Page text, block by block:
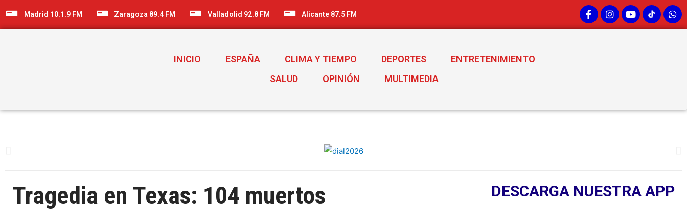
Madrid 10.1.9 FM Zaragoza 89.4 FM Valladolid 92.8 FM Alicante 87.5 FM
INICIO ESPAÑA CLIMA Y TIEMPO DEPORTES
ENTRETENIMIENTO
SALUD
OPINIÓN MULTIMEDIA
Tragedia en Texas: 104 muertos DESCARGA NUESTRA APP